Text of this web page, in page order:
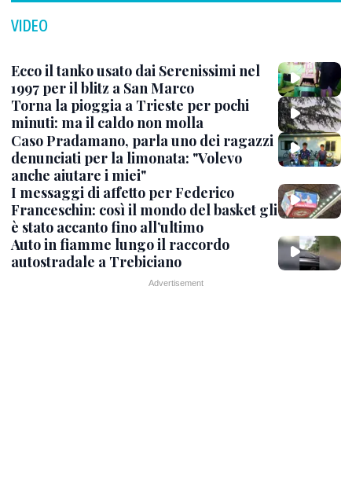
VIDEO
Ecco il tanko usato dai Serenissimi nel
1997 per il blitz a San Marco
Torna la pioggia a Trieste per pochi
minuti: ma il caldo non molla
Caso Pradamano, parla uno dei ragazzi
denunciati per la limonata: "Volevo
anche aiutare i miei"
I messaggi di affetto per Federico
Franceschin: così il mondo del basket gli
è stato accanto fino all’ultimo
Auto in fiamme lungo il raccordo
autostradale a Trebiciano